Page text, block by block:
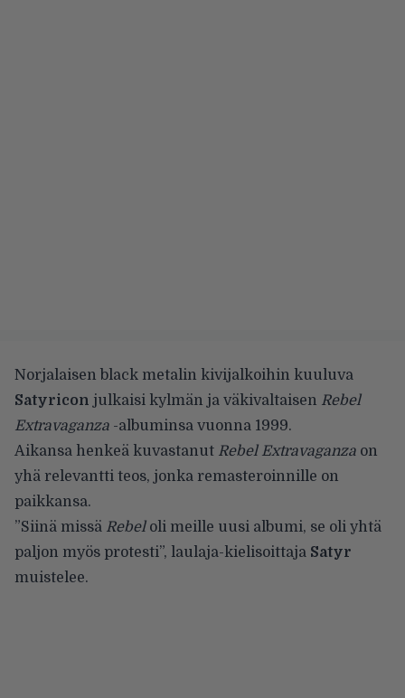
Norjalaisen black metalin kivijalkoihin kuuluva
Satyricon julkaisi kylmän ja väkivaltaisen Rebel
Extravaganza -albuminsa vuonna 1999.
Aikansa henkeä kuvastanut Rebel Extravaganza on
yhä relevantti teos, jonka remasteroinnille on
paikkansa.
”Siinä missä Rebeloli meille uusi albumi, se oli yhtä
paljon myös protesti”, laulaja-kielisoittaja Satyr
muistelee.